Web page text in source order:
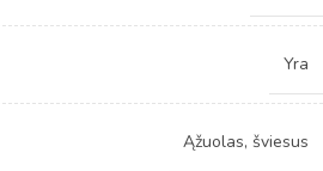
Yra
Ąžuolas, šviesus